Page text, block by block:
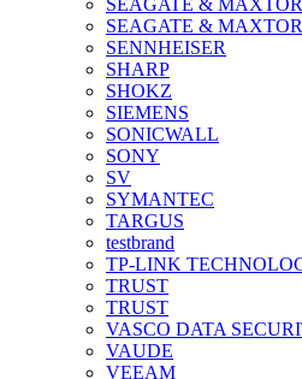
SEAGATE & MAXTOR
SENNHEISER
SHARP
SHOKZ
SIEMENS
SONICWALL
SONY
SV
SYMANTEC
TARGUS
testbrand
TP-LINK
TRUST
TRUST
VASCO DATA
VAUDE
VEEAM